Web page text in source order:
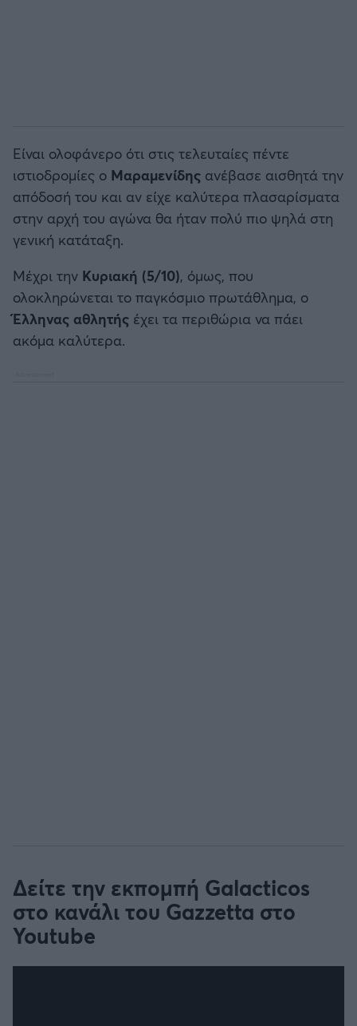
Μπάγερν Μονάχου
Παρί Σεν Ζερμέν
Είναι ολοφάνερο ότι στις τελευταίες πέντε
ιστιοδρομίες ο Μαραμενίδης ανέβασε αισθητά την
απόδοσή του και αν είχε καλύτερα πλασαρίσματα
στην αρχή του αγώνα θα ήταν πολύ πιο ψηλά στη
γενική κατάταξη.
Μέχρι την Κυριακή (5/10), όμως, που
ολοκληρώνεται το παγκόσμιο πρωτάθλημα, ο
Έλληνας αθλητής έχει τα περιθώρια να πάει
ακόμα καλύτερα.
Δείτε την εκπομπή Galacticos
στο κανάλι του Gazzetta στο
Youtube